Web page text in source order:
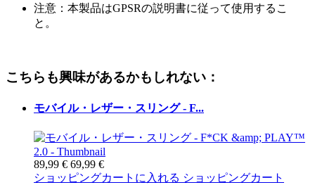
注意：本製品はGPSRの説明書に従って使用するこ
と。
こちらも興味があるかもしれない：
モバイル・レザー・スリング - F...
89,99 € 69,99 €
ショッピングカートに入れる ショッピングカート